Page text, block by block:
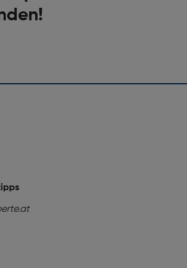
Dynamic Range Video Unterstützung: Ja
Speicher [MB]: 3